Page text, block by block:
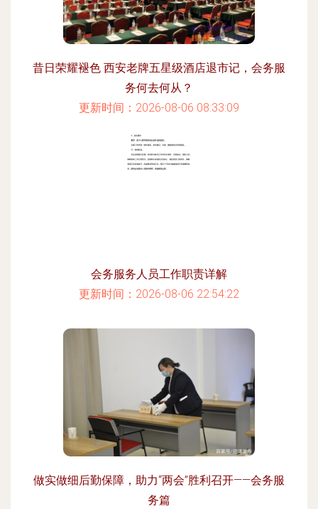
昔日荣耀褪色 西安老牌五星级酒店退市记，会务服
务何去何从？
更新时间：2026-08-06 08:33:09
会务服务人员工作职责详解
更新时间：2026-08-06 22:54:22
做实做细后勤保障，助力“两会”胜利召开——会务服
务篇